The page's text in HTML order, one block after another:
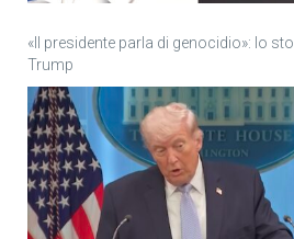
«Il presidente parla di genocidio»: lo
Trump